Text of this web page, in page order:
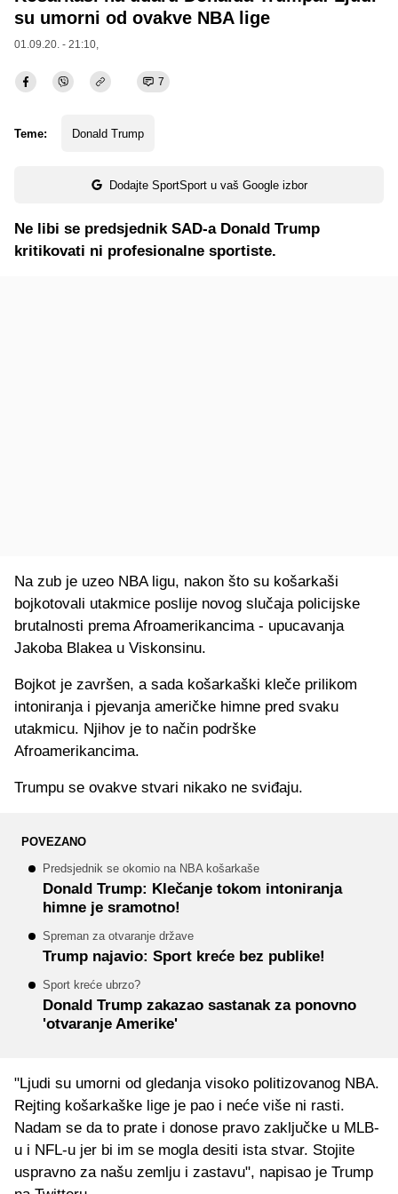
su umorni od ovakve NBA lige
01.09.20. - 21:10,
7
Teme: Donald Trump
Dodajte SportSport u vaš Google izbor
Ne libi se predsjednik SAD-a Donald Trump
kritikovati ni profesionalne sportiste.
Na zub je uzeo NBA ligu, nakon što su košarkaši
bojkotovali utakmice poslije novog slučaja policijske
brutalnosti prema Afroamerikancima - upucavanja
Jakoba Blakea u Viskonsinu.
Bojkot je završen, a sada košarkaški kleče prilikom
intoniranja i pjevanja američke himne pred svaku
utakmicu. Njihov je to način podrške
Afroamerikancima.
Trumpu se ovakve stvari nikako ne sviđaju.
POVEZANO
Predsjednik se okomio na NBA košarkaše
Donald Trump: Klečanje tokom intoniranja
himne je sramotno!
Spreman za otvaranje države
Trump najavio: Sport kreće bez publike!
Sport kreće ubrzo?
Donald Trump zakazao sastanak za ponovno
'otvaranje Amerike'
"Ljudi su umorni od gledanja visoko politizovanog NBA.
Rejting košarkaške lige je pao i neće više ni rasti.
Nadam se da to prate i donose pravo zaključke u MLB-
u i NFL-u jer bi im se mogla desiti ista stvar. Stojite
uspravno za našu zemlju i zastavu", napisao je Trump